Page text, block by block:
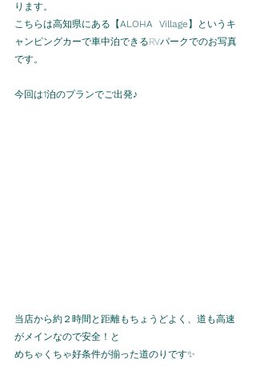
ります。
こちらは高知県にある【ALOHA  Village 】というキ
ャンピングカーで車中泊できるRVパークでのお写真
です。
今回は1泊のプランでご出発♪
当店から約２時間と距離もちょうどよく、道も高速
がメインなので安全！と
めちゃくちゃ好条件が揃った道のりです✨